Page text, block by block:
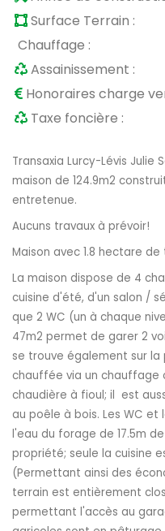
Surface Terrain :
Chauffage :
Assainissement :
Honoraires charge
Taxe foncière :
Transaxia Lurcy-Lévis
maison de 124.9m2
entretenue.
Aucuns travaux à prévoir!
Maison avec 1.8 hectare
La maison dispose de 4
cuisine d'été, d'un salon /
que 2 WC (un à chaque
47m2 permet de garer 2
se trouve également sur
chauffée via un chauffage
chaudière à fioul; il est
au poêle à bois. Les WC
l'eau du forage de 17.5m
propriété; seule la cuisine
(Permettant ainsi des
terrain est entièrement
permettant l'accès au